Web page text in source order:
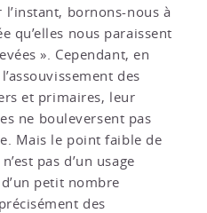
bornons-nous à
qu’elles nous paraissent
». Cependant, en
des
et primaires, leur
ne bouleversent pas
Mais le point faible de
pas d’un usage
petit nombre
des